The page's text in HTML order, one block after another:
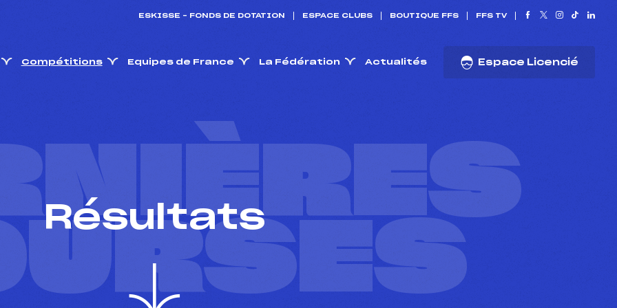
ESKISSE – FONDS DE DOTATION ESPACE CLUBS BOUTIQUE FFS FFS TV
Compétitions Equipes de France La Fédération Actualités Espace Licencié
Résultats